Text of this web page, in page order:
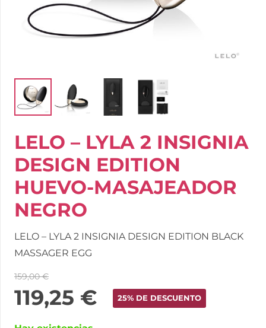
LELO – LYLA 2 INSIGNIA
DESIGN EDITION
HUEVO-MASAJEADOR
NEGRO
LELO – LYLA 2 INSIGNIA DESIGN EDITION BLACK
MASSAGER EGG
159,00€
119,25 € 25% DE DESCUENTO